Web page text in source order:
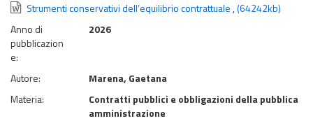
Strumenti conservativi dell’equilibrio contrattuale ,(64242kb)
Anno di
pubblicazion
e:
2026
Autore:
Marena, Gaetana
Materia:
Contratti pubblici e obbligazioni della pubblica
amministrazione